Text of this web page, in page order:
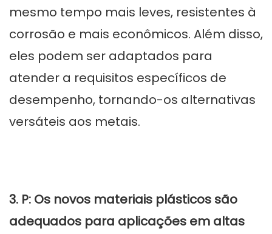
mesmo tempo mais leves, resistentes à
corrosão e mais econômicos. Além disso,
eles podem ser adaptados para
atender a requisitos específicos de
desempenho, tornando-os alternativas
versáteis aos metais.
3. P: Os novos materiais plásticos são
adequados para aplicações em altas